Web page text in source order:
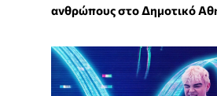
ανθρώπους στο Δημοτικό